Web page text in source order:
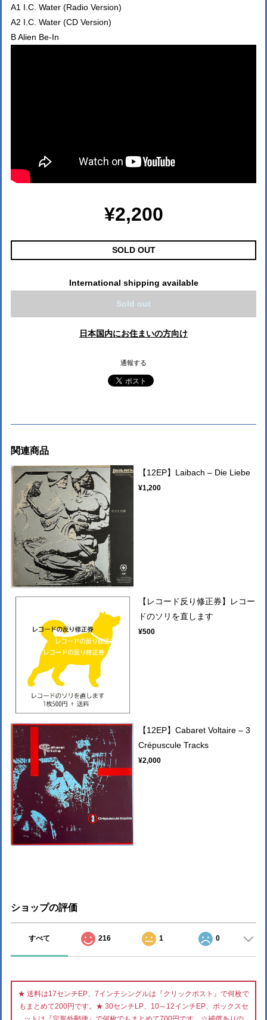
A1 I.C. Water (Radio Version)
A2 I.C. Water (CD Version)
B Alien Be-In
¥2,200
SOLD OUT
International shipping available
Sold out
日本国内にお住まいの方向け
通報する
関連商品
【12EP】Laibach – Die Liebe
¥1,200
【レコード反り修正券】レコー
ドのソリを直します
¥500
【12EP】Cabaret Voltaire – 3
Crépuscule Tracks
¥2,000
ショップの評価
すべて 216 1 0
★ 送料は17センチEP、7インチシングルは『クリックポスト』で何枚で
もまとめて200円です。★ 30センチLP、10～12インチEP、ボックスセ